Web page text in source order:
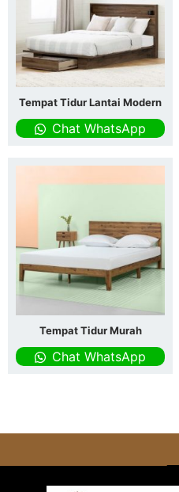
Tempat Tidur Lantai Modern
Chat WhatsApp
Tempat Tidur Murah
Chat WhatsApp